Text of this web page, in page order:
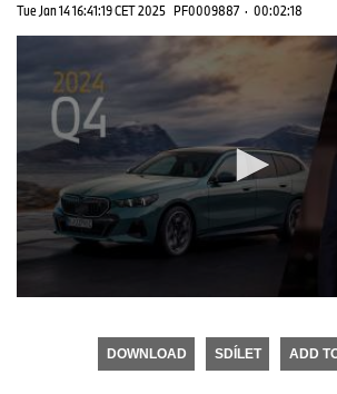
Tue Jan 14 16:41:19 CET 2025 PF0009887 · 00:02:18
DOWNLOAD SDÍLET ADD